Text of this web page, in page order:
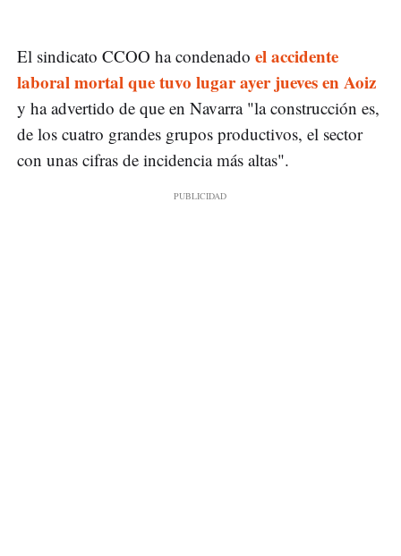
El sindicato CCOO ha condenado el accidente
laboral mortal que tuvo lugar ayer jueves en Aoiz
y ha advertido de que en Navarra "la construcción es,
de los cuatro grandes grupos productivos, el sector
con unas cifras de incidencia más altas".